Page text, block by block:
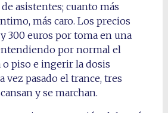
asistentes; cuanto más
más caro. Los precios
300 euros por toma en una
por normal el
o piso e ingerir la dosis
vez pasado el trance, tres
y se marchan.